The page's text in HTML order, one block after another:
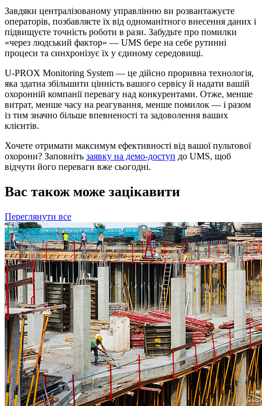
Завдяки централізованому управлінню ви розвантажуєте
операторів, позбавляєте їх від одноманітного внесення даних і
підвищуєте точність роботи в рази. Забудьте про помилки
«через людський фактор» — UMS бере на себе рутинні
процеси та синхронізує їх у єдиному середовищі.
U-PROX Monitoring System — це дійсно проривна технологія,
яка здатна збільшити цінність вашого сервісу й надати вашій
охоронній компанії перевагу над конкурентами. Отже, менше
витрат, менше часу на реагування, менше помилок — і разом
із тим значно більше впевненості та задоволення ваших
клієнтів.
Хочете отримати максимум ефективності від вашої пультової
охорони? Заповніть заявку на демо-доступ до UMS, щоб
відчути його переваги вже сьогодні.
Вас також може зацікавити
Переглянути все